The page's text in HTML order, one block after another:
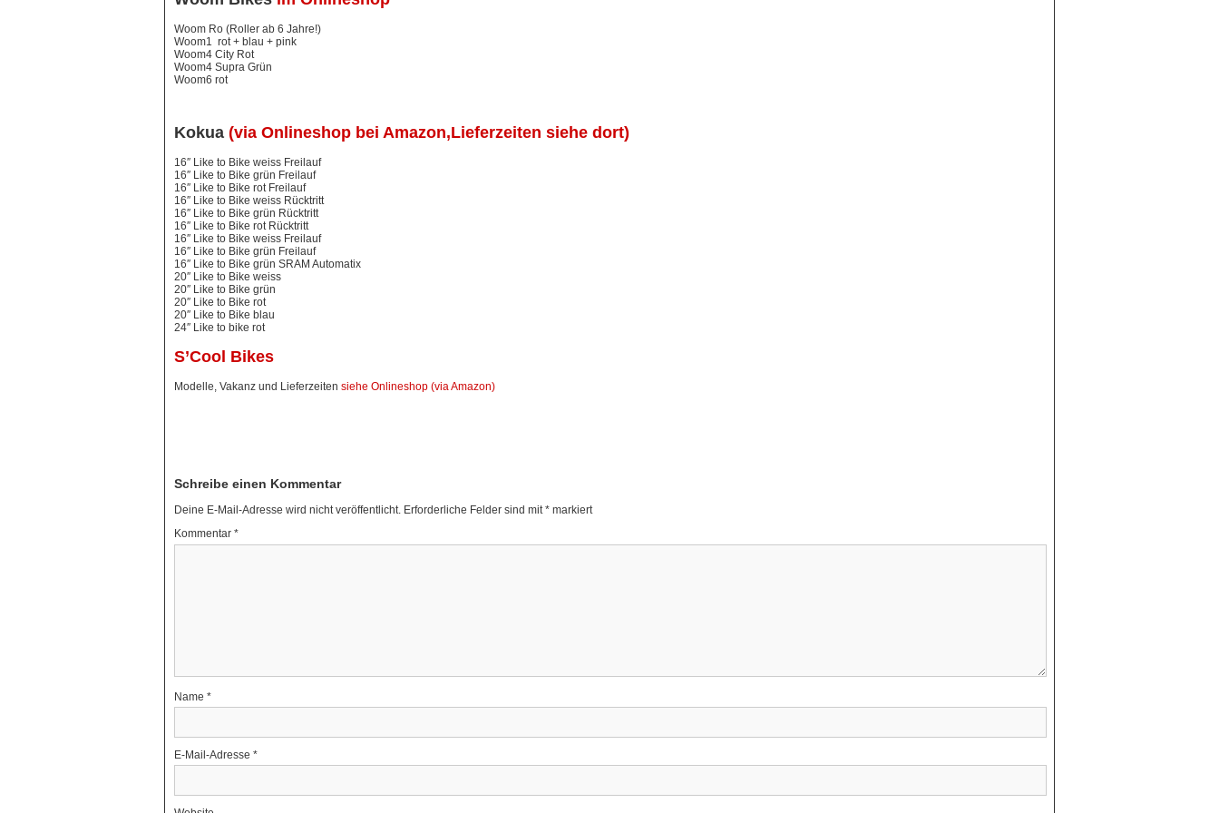
Woom Ro (Roller ab 6 Jahre!)
Woom1 rot + blau + pink
Woom4 City Rot
Woom4 Supra Grün
Woom6 rot
Kokua (via Onlineshop bei Amazon,Lieferzeiten siehe dort)
16″ Like to Bike weiss Freilauf
16″ Like to Bike grün Freilauf
16″ Like to Bike rot Freilauf
16″ Like to Bike weiss Rücktritt
16″ Like to Bike grün Rücktritt
16″ Like to Bike rot Rücktritt
16″ Like to Bike weiss Freilauf
16″ Like to Bike grün Freilauf
16″ Like to Bike grün SRAM Automatix
20″ Like to Bike weiss
20″ Like to Bike grün
20″ Like to Bike rot
20″ Like to Bike blau
24″ Like to bike rot
S’Cool Bikes
Modelle, Vakanz und Lieferzeiten siehe Onlineshop (via Amazon)
Schreibe einen Kommentar
Deine E-Mail-Adresse wird nicht veröffentlicht. Erforderliche Felder sind mit*markiert
Kommentar *
Name *
E-Mail-Adresse *